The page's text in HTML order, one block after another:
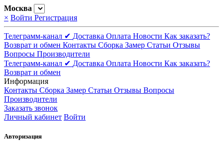
Москва
× Войти Регистрация
Телеграмм-канал ✔ Доставка Оплата Новости Как заказать?
Возврат и обмен Контакты Сборка Замер Статьи Отзывы
Вопросы Производители
Телеграмм-канал ✔ Доставка Оплата Новости Как заказать?
Возврат и обмен
Информация
Контакты Сборка Замер Статьи Отзывы Вопросы
Производители
Заказать звонок
Личный кабинет Войти
Авторизация